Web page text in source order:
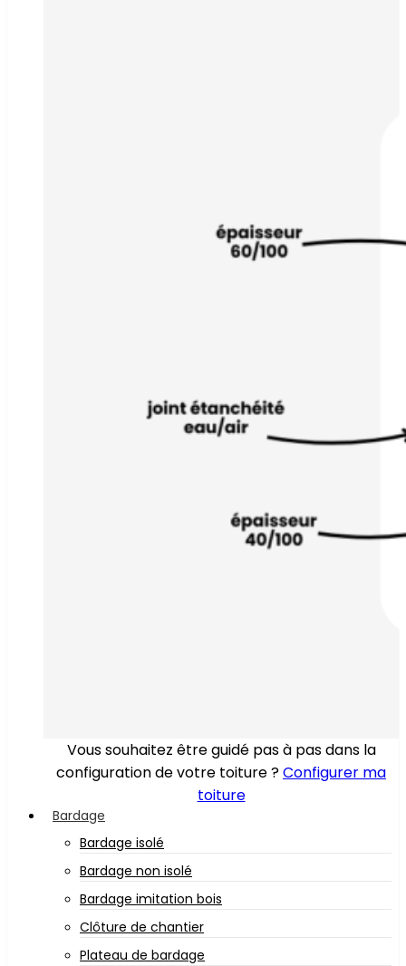
Vous souhaitez être guidé pas à pas dans la
configuration de votre toiture ?Configurer ma
toiture
Bardage
Bardage isolé
Bardage non isolé
Bardage imitation bois
Clôture de chantier
Plateau de bardage